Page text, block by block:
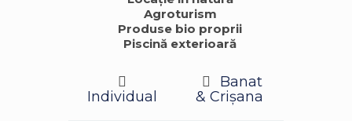
Agroturism
Produse bio proprii
Piscină exterioară
Individual
Banat
& Crișana